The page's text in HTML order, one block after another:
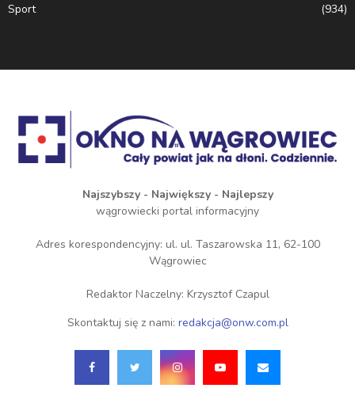
Sport
(934)
Najszybszy - Największy - Najlepszy
wągrowiecki portal informacyjny
Adres korespondencyjny: ul. ul. Taszarowska 11, 62-100
Wągrowiec
Redaktor Naczelny: Krzysztof Czapul
Skontaktuj się z nami: redakcja@onw.com.pl